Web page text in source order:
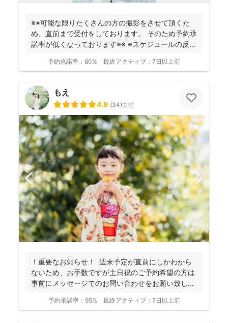
※※可能な限りたくさんの方の撮影をさせて頂くた
め、直前まで受付をしております。 そのため予約承
諾率が低くなっております※※ ※スケジュールの反映
予約承諾率： 60% 最終アクティブ： 7日以上前
もえ
4.9 (34)女性
！重要なお知らせ！ 週末予定が直前にしかわから
ないため、お手数ですが土日祝のご予約希望の方は
事前にメッセージでのお問い合わせをお願い致しま
予約承諾率： 95% 最終アクティブ： 7日以上前